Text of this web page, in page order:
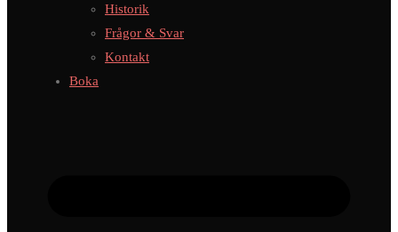
Historik
Frågor & Svar
Kontakt
Boka